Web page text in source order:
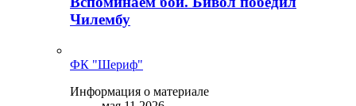
Чилембу
ФК "Шериф"
Информация о материале